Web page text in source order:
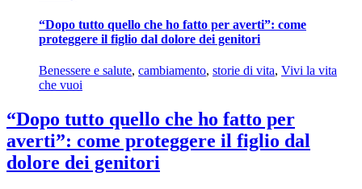
“Dopo tutto quello che ho fatto per averti”: come
proteggere il figlio dal dolore dei genitori
Benessere e salute, cambiamento, storie di vita, Vivi la vita
che vuoi
“Dopo tutto quello che ho fatto per
averti”: come proteggere il figlio dal
dolore dei genitori